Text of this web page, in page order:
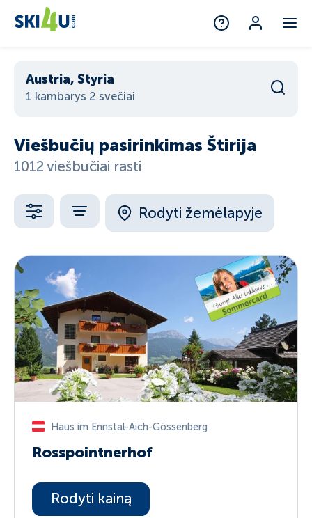
Austria, Styria
1 kambarys 2 svečiai
Viešbučių pasirinkimas Štirija
1012 viešbučiai rasti
Rodyti žemėlapyje
Haus im Ennstal-Aich-Gössenberg
Rosspointnerhof
Rodyti kainą